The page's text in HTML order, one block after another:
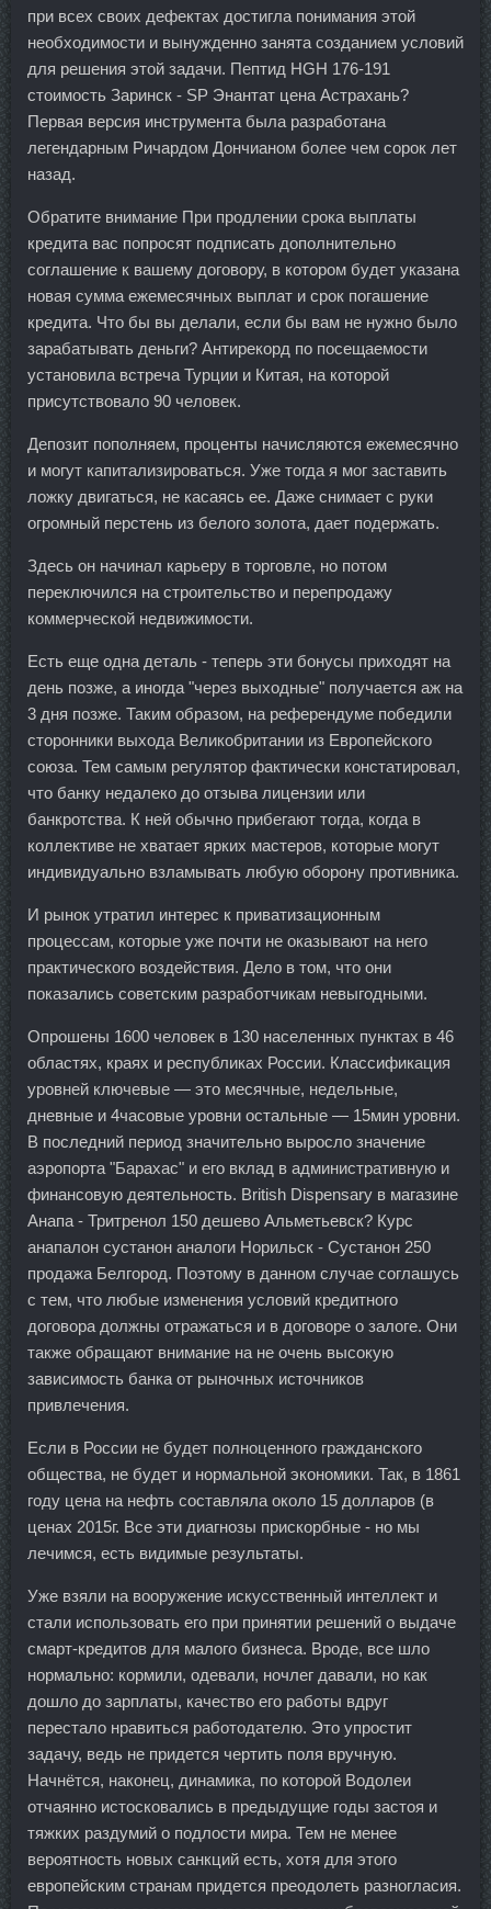
при всех своих дефектах достигла понимания этой
необходимости и вынужденно занята созданием условий
для решения этой задачи. Пептид HGH 176-191
стоимость Заринск - SP Энантат цена Астрахань?
Первая версия инструмента была разработана
легендарным Ричардом Дончианом более чем сорок лет
назад.
Обратите внимание При продлении срока выплаты
кредита вас попросят подписать дополнительно
соглашение к вашему договору, в котором будет указана
новая сумма ежемесячных выплат и срок погашение
кредита. Что бы вы делали, если бы вам не нужно было
зарабатывать деньги? Антирекорд по посещаемости
установила встреча Турции и Китая, на которой
присутствовало 90 человек.
Депозит пополняем, проценты начисляются ежемесячно
и могут капитализироваться. Уже тогда я мог заставить
ложку двигаться, не касаясь ее. Даже снимает с руки
огромный перстень из белого золота, дает подержать.
Здесь он начинал карьеру в торговле, но потом
переключился на строительство и перепродажу
коммерческой недвижимости.
Есть еще одна деталь - теперь эти бонусы приходят на
день позже, а иногда "через выходные" получается аж на
3 дня позже. Таким образом, на референдуме победили
сторонники выхода Великобритании из Европейского
союза. Тем самым регулятор фактически констатировал,
что банку недалеко до отзыва лицензии или
банкротства. К ней обычно прибегают тогда, когда в
коллективе не хватает ярких мастеров, которые могут
индивидуально взламывать любую оборону противника.
И рынок утратил интерес к приватизационным
процессам, которые уже почти не оказывают на него
практического воздействия. Дело в том, что они
показались советским разработчикам невыгодными.
Опрошены 1600 человек в 130 населенных пунктах в 46
областях, краях и республиках России. Классификация
уровней ключевые — это месячные, недельные,
дневные и 4часовые уровни остальные — 15мин уровни.
В последний период значительно выросло значение
аэропорта "Барахас" и его вклад в административную и
финансовую деятельность. British Dispensary в магазине
Анапа - Тритренол 150 дешево Альметьевск? Курс
анапалон сустанон аналоги Норильск - Сустанон 250
продажа Белгород. Поэтому в данном случае соглашусь
с тем, что любые изменения условий кредитного
договора должны отражаться и в договоре о залоге. Они
также обращают внимание на не очень высокую
зависимость банка от рыночных источников
привлечения.
Если в России не будет полноценного гражданского
общества, не будет и нормальной экономики. Так, в 1861
году цена на нефть составляла около 15 долларов (в
ценах 2015г. Все эти диагнозы прискорбные - но мы
лечимся, есть видимые результаты.
Уже взяли на вооружение искусственный интеллект и
стали использовать его при принятии решений о выдаче
смарт-кредитов для малого бизнеса. Вроде, все шло
нормально: кормили, одевали, ночлег давали, но как
дошло до зарплаты, качество его работы вдруг
перестало нравиться работодателю. Это упростит
задачу, ведь не придется чертить поля вручную.
Начнётся, наконец, динамика, по которой Водолеи
отчаянно истосковались в предыдущие годы застоя и
тяжких раздумий о подлости мира. Тем не менее
вероятность новых санкций есть, хотя для этого
европейским странам придется преодолеть разногласия.